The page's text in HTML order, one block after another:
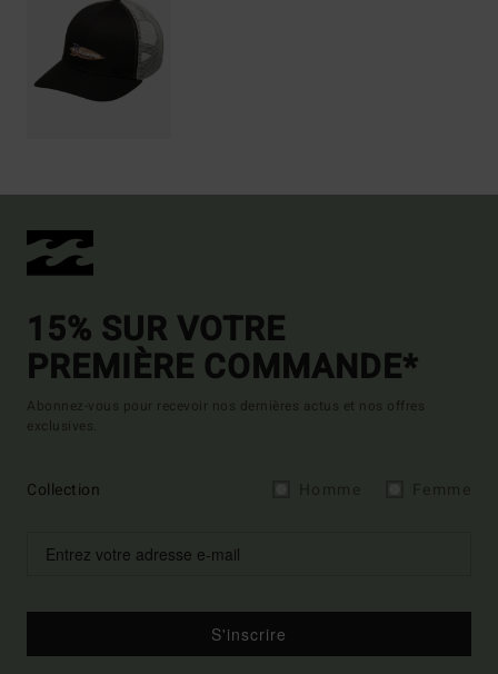
15% SUR VOTRE
PREMIÈRE COMMANDE*
Abonnez-vous pour recevoir nos dernières actus et nos offres
exclusives.
Collection
S'inscrire